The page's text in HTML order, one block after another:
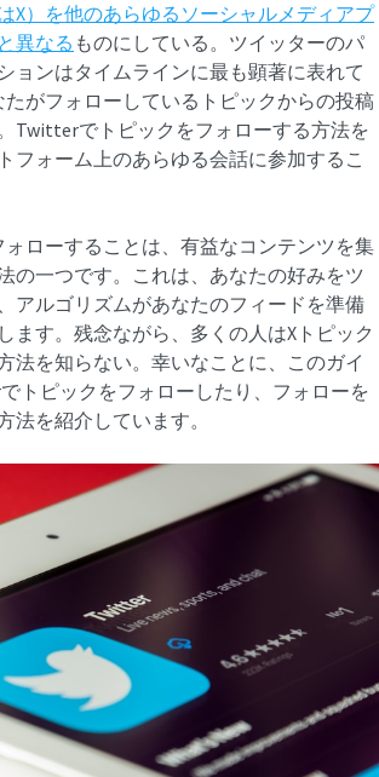
X）を他のあらゆるソーシャルメディアプ
異なる ものにしている。ツイッターのパ
ョンはタイムラインに最も顕著に表れて
たがフォローしているトピックからの投稿
Twitterでトピックをフォローする方法を
フォーム上のあらゆる会話に参加するこ
ォローすることは、有益なコンテンツを集
の一つです。これは、あなたの好みをツ
アルゴリズムがあなたのフィードを準備
ます。残念ながら、多くの人はXトピック
法を知らない。幸いなことに、このガイ
トピックをフォローしたり、フォローを
法を紹介しています。